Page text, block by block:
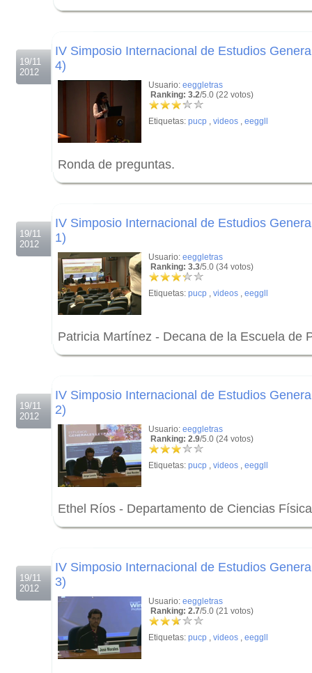
19/11
2012
IV Simposio Internacional de Estudios
4)
Usuario: eeggletras
Ranking: 3.2/5.0 (22 votos)
Etiquetas: pucp , videos , eeggll
Ronda de preguntas.
19/11
2012
IV Simposio Internacional de Estudios
1)
Usuario: eeggletras
Ranking: 3.3/5.0 (34 votos)
Etiquetas: pucp , videos , eeggll
Patricia Martínez - Decana de la Escuela de
19/11
2012
IV Simposio Internacional de Estudios
2)
Usuario: eeggletras
Ranking: 2.9/5.0 (24 votos)
Etiquetas: pucp , videos , eeggll
Ethel Ríos - Departamento de Ciencias
19/11
2012
IV Simposio Internacional de Estudios
3)
Usuario: eeggletras
Ranking: 2.7/5.0 (21 votos)
Etiquetas: pucp , videos , eeggll